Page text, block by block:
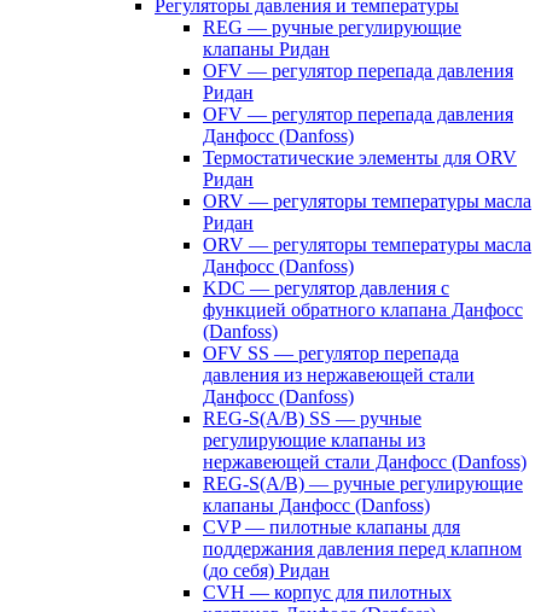
Регуляторы давления и температуры
REG — ручные регулирующие
клапаны Ридан
OFV — регулятор перепада давления
Ридан
OFV — регулятор перепада давления
Данфосс (Danfoss)
Термостатические элементы для ORV
Ридан
ORV — регуляторы температуры масла
Ридан
ORV — регуляторы температуры масла
Данфосс (Danfoss)
KDC — регулятор давления с
функцией обратного клапана Данфосс
(Danfoss)
OFV SS — регулятор перепада
давления из нержавеющей стали
Данфосс (Danfoss)
REG-S(A/B) SS — ручные
регулирующие клапаны из
нержавеющей стали Данфосс (Danfoss)
REG-S(A/B) — ручные регулирующие
клапаны Данфосс (Danfoss)
CVP — пилотные клапаны для
поддержания давления перед клапном
(до себя) Ридан
CVH — корпус для пилотных